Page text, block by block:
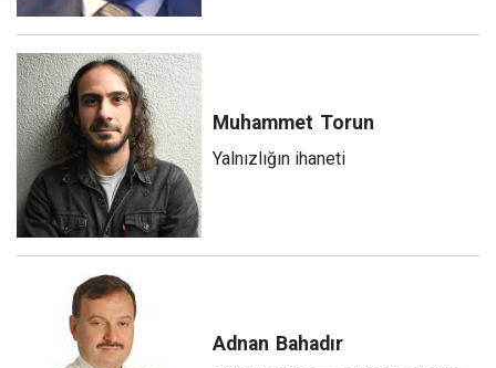
Muhammet Torun
Yalnızlığın ihaneti
Adnan Bahadır